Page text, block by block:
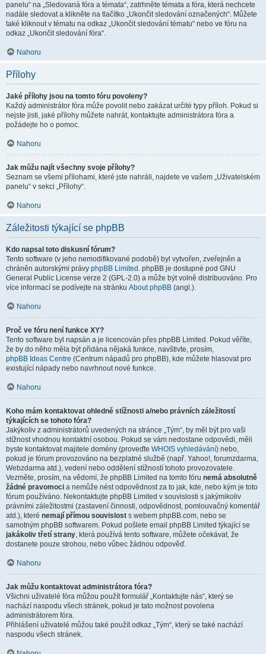
panelu“ na „Sledovaná fóra a témata“, zatrhněte témata a fóra, která nechcete
nadále sledovat a klikněte na tlačítko „Ukončit sledování označených“. Můžete
také kliknout v tématu na odkaz „Ukončit sledování tématu“ nebo ve fóru na
odkaz „Ukončit sledování fóra“.
Nahoru
Přílohy
Jaké přílohy jsou na tomto fóru povoleny?
Každý administrátor fóra může povolit nebo zakázat určité typy příloh. Pokud si
nejste jisti, jaké přílohy můžete nahrát, kontaktujte administrátora fóra a
požádejte ho o pomoc.
Nahoru
Jak můžu najít všechny svoje přílohy?
Seznam se všemi přílohami, které jste nahráli, najdete ve vašem „Uživatelském
panelu“ v sekci „Přílohy“.
Nahoru
Záležitosti týkající se phpBB
Kdo napsal toto diskusní fórum?
Tento software (v jeho nemodifikované podobě) byl vytvořen, zveřejněn a
chráněn autorskými právy phpBB Limited . phpBB je dostupné pod GNU
General Public License verze 2 (GPL-2.0) a může být volně distribuováno. Pro
více informací se podívejte na stránku About phpBB (angl.).
Nahoru
Proč ve fóru není funkce XY?
Tento software byl napsán a je licencován přes phpBB Limited. Pokud věříte,
že by do něho měla být přidána nějaká funkce, navštivte, prosím,
phpBB Ideas Centre (Centrum nápadů pro phpBB), kde můžete hlasovat pro
existující nápady nebo navrhnout nové funkce.
Nahoru
Koho mám kontaktovat ohledně stížnosti a/nebo právních záležitostí
týkajících se tohoto fóra?
Jakýkoliv z administrátorů uvedených na stránce „Tým“, by měl být pro vaši
stížnost vhodnou kontaktní osobou. Pokud se vám nedostane odpovědi, měli
byste kontaktovat majitele domény (proveďte WHOIS vyhledávání) nebo,
pokud je fórum provozováno na bezplatné službě (např. Yahoo!, forumzdarma,
Webzdarma atd.), vedení nebo oddělení stížností tohoto provozovatele.
Vezměte, prosím, na vědomí, že phpBB Limited na tomto fóru nemá absolutně
žádné pravomoci a nemůže nést odpovědnost za to jak, kde, nebo kým je toto
fórum používáno. Nekontaktujte phpBB Limited v souvislosti s jakýmikoliv
právními záležitostmi (zastavení činnosti, odpovědnost, pomlouvačný komentář
atd.), které nemají přímou souvislost s webem phpBB.com, nebo se
samotným phpBB softwarem. Pokud pošlete email phpBB Limited týkající se
jakákoliv třetí strany, která používá tento software, můžete očekávat, že
dostanete pouze strohou, nebo vůbec žádnou odpověď.
Nahoru
Jak můžu kontaktovat administrátora fóra?
Všichni uživatelé fóra můžou použít formulář „Kontaktujte nás“, který se
nachází naspodu všech stránek, pokud je tato možnost povolena
administrátorem fóra.
Přihlášení uživatelé můžou také použít odkaz „Tým“, který se také nachází
naspodu všech stránek.